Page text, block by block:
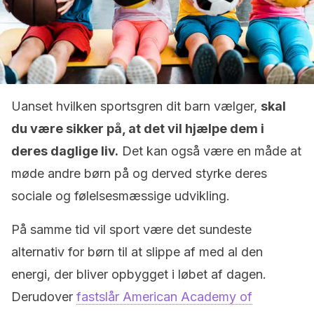
Uanset hvilken sportsgren dit barn vælger, skal
du være sikker på, at det vil hjælpe dem i
deres daglige liv. Det kan også være en måde at
møde andre børn på og derved styrke deres
sociale og følelsesmæssige udvikling.
På samme tid vil sport være det sundeste
alternativ for børn til at slippe af med al den
energi, der bliver opbygget i løbet af dagen.
Derudover fastslår American Academy of